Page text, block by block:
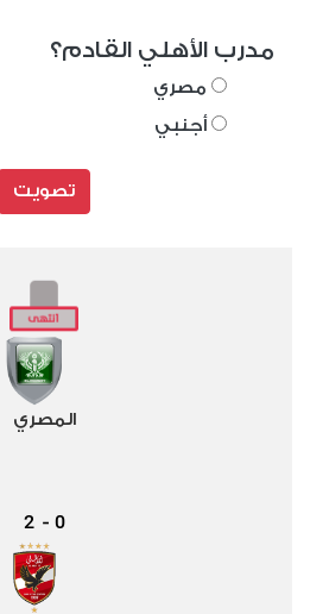
مدرب الأهلي القادم؟
مصري
أجنبي
تصويت
المصري
0
-
2